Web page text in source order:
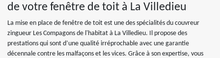
de votre fenêtre de toit à La Villedieu
La mise en place de fenêtre de toit est une des spécialités du couvreur
zingueur Les Compagons de l'habitat à La Villedieu. Il propose des
prestations qui sont d’une qualité irréprochable avec une garantie
décennale contre les malfaçons et les vices. Grâce à son expertise, vous